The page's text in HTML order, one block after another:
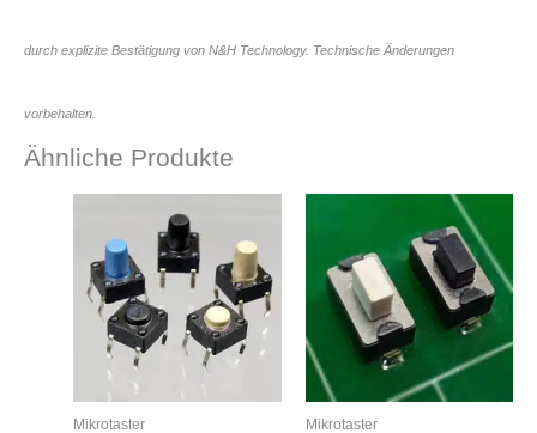
durch explizite Bestätigung von N&H Technology. Technische Änderungen
vorbehalten.
Ähnliche Produkte
Mikrotaster Mikrotaster